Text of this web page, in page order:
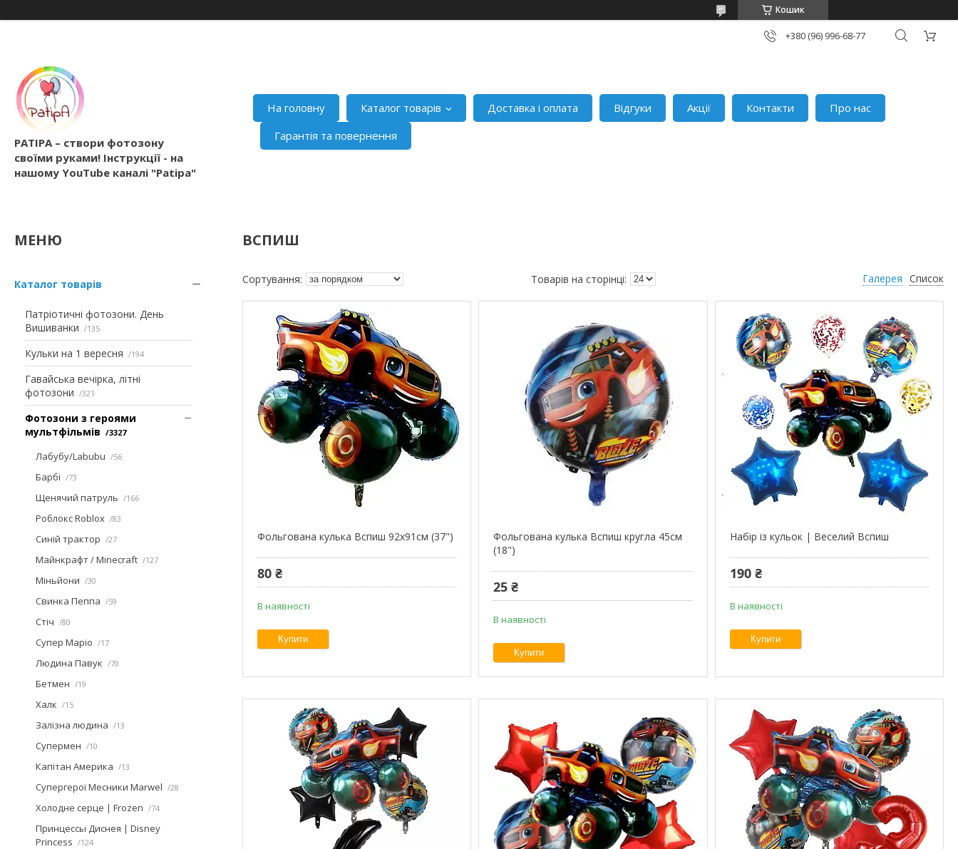
Кошик
+380 (96) 996-68-77
PATIPA – створи фотозону
своїми руками! Інструкції - на
нашому YouTube каналі "Patipa"
На головну Каталог товарів Доставка і оплата Відгуки Акції Контакти
Про нас
Гарантія та повернення
Каталог товарів
Патріотичні фотозони. День
Вишиванки
135
Кульки на 1 вересня 194
Гавайська вечірка, літні
фотозони
321
Фотозони з героями
мультфільмів
3327
Лабубу/Labubu 56
Барбі 73
Щенячий патруль 166
Роблокс Roblox 83
Синій трактор 27
Майнкрафт / Minecraft 127
Міньйони 30
Свинка Пеппа 59
Стіч 80
Супер Маріо 17
Людина Павук 70
Бетмен 19
Халк 15
Залізна людина 13
Супермен 10
Капітан Америка 13
Супергерої Месники Marwel 28
Холодне серце | Frozen 74
Принцессы Диснея | Disney
Princess
124
ВСПИШ
Галерея Список
Фольгована кулька Вспиш 92х91см (37")
80 ₴
В наявності
Купити
Фольгована кулька Вспиш кругла 45см
(18")
25 ₴
В наявності
Купити
Набір із кульок | Веселий Вспиш
190 ₴
В наявності
Купити